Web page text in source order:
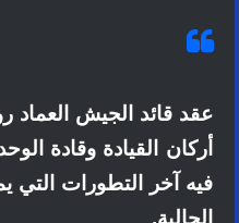
عقد قائد الجيش العماد
أركان القيادة وقادة
فيه آخر التطورات التي
الحالية.